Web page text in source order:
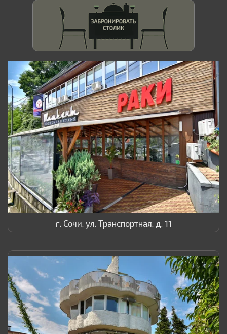
г. Сочи, ул. Транспортная, д. 11